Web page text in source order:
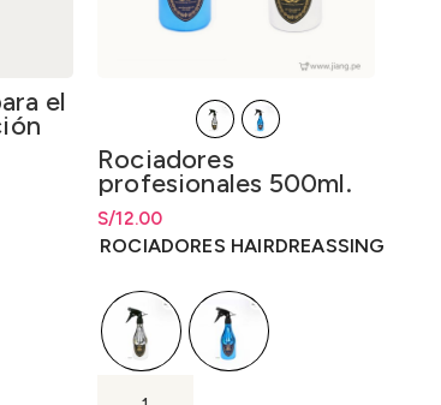
el
Rociadores
profesionales 500ml.
S/12.00
Rango de precios: desde
hastaS/12.00
ROCIADORES HAIRDREASSING